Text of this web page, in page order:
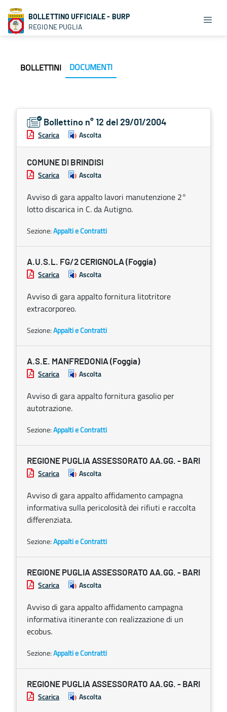
BOLLETTINO UFFICIALE - BURP
REGIONE PUGLIA
BOLLETTINI DOCUMENTI
Bollettino n° 12 del 29/01/2004
Scarica Ascolta
COMUNE DI BRINDISI
Scarica Ascolta
Avviso di gara appalto lavori manutenzione 2°
lotto discarica in C. da Autigno.
Sezione:Appalti e Contratti
A.U.S.L. FG/2 CERIGNOLA (Foggia)
Scarica Ascolta
Avviso di gara appalto fornitura litotritore
extracorporeo.
Sezione:Appalti e Contratti
A.S.E. MANFREDONIA (Foggia)
Scarica Ascolta
Avviso di gara appalto fornitura gasolio per
autotrazione.
Sezione:Appalti e Contratti
REGIONE PUGLIA ASSESSORATO AA.GG. - BARI
Scarica Ascolta
Avviso di gara appalto affidamento campagna
informativa sulla pericolosità dei rifiuti e raccolta
differenziata.
Sezione:Appalti e Contratti
REGIONE PUGLIA ASSESSORATO AA.GG. - BARI
Scarica Ascolta
Avviso di gara appalto affidamento campagna
informativa itinerante con realizzazione di un
ecobus.
Sezione:Appalti e Contratti
REGIONE PUGLIA ASSESSORATO AA.GG. - BARI
Scarica Ascolta